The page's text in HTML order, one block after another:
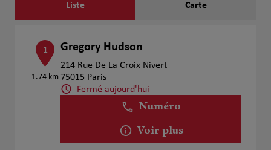
Liste Carte
1
1.74 km
Gregory Hudson
214 Rue De La Croix Nivert
75015 Paris
Fermé aujourd'hui
Numéro
Voir plus